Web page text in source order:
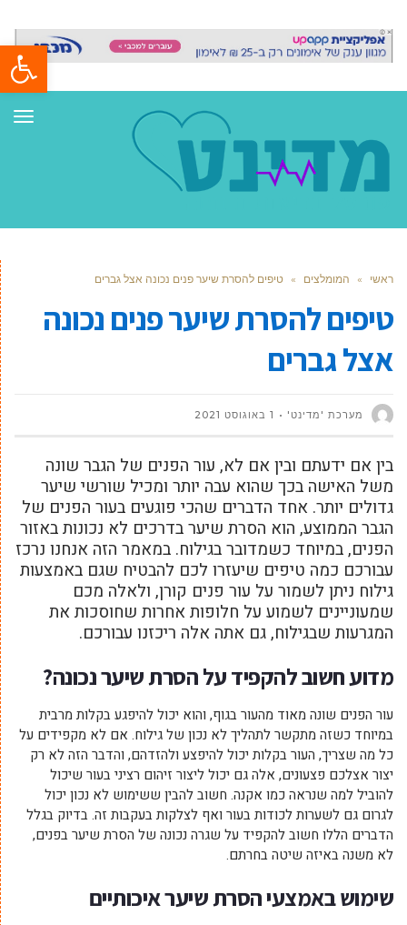
פתח
ראשי » המומלצים » טיפים להסרת שיער פנים נכונה אצל גברים
טיפים להסרת שיער פנים נכונה
אצל גברים
מערכת 'מדינט' 1 באוגוסט 2021
בין אם ידעתם ובין אם לא, עור הפנים של הגבר שונה
משל האישה בכך שהוא עבה יותר ומכיל שורשי שיער
גדולים יותר. אחד הדברים שהכי פוגעים בעור הפנים של
הגבר הממוצע, הוא הסרת שיער בדרכים לא נכונות באזור
הפנים, במיוחד כשמדובר בגילוח. במאמר הזה אנחנו נרכז
עבורכם כמה טיפים שיעזרו לכם להבטיח שגם באמצעות
גילוח ניתן לשמור על עור פנים קורן, ולאלה מכם
שמעוניינים לשמוע על חלופות אחרות שחוסכות את
המגרעות שבגילוח, גם אתה אלה ריכזנו עבורכם.
מדוע חשוב להקפיד על הסרת שיער נכונה?
עור הפנים שונה מאוד מהעור בגוף, והוא יכול להיפגע בקלות מרבית
במיוחד כשזה מתקשר לתהליך לא נכון של גילוח. אם לא מקפידים על
כל מה שצריך, העור בקלות יכול להיפצע ולהזדהם, והדבר הזה לא רק
יצור אצלכם פצעונים, אלה גם יכול ליצור זיהום רציני בעור שיכול
להוביל למה שנראה כמו אקנה. חשוב להבין ששימוש לא נכון יכול
לגרום גם לשערות לכודות בעור ואף לצלקות בעקבות זה. בדיוק בגלל
הדברים הללו חשוב להקפיד על שגרה נכונה של הסרת שיער בפנים,
לא משנה באיזה שיטה בחרתם.
שימוש באמצעי הסרת שיער איכותיים